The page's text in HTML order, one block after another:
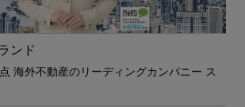
ンド
海外不動産のリーディングカンパニー ス